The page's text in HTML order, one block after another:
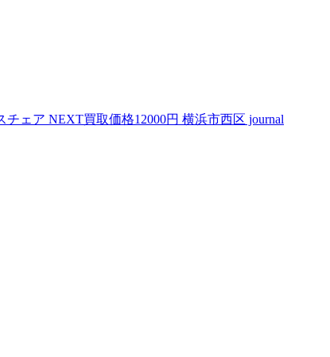
チェア NEXT買取価格12000円 横浜市西区 journal